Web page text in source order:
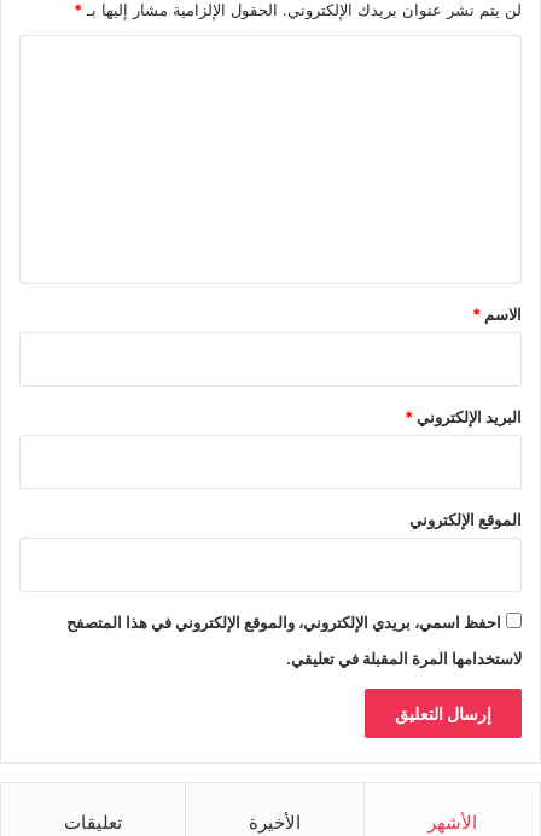
لن يتم نشر عنوان بريدك الإلكتروني. الحقول الإلزامية مشار إليها بـ *
*
الاسم *
البريد الإلكتروني*
الموقع الإلكتروني
احفظ اسمي، بريدي الإلكتروني، والموقع الإلكتروني في هذا المتصفح
لاستخدامها المرة المقبلة في تعليقي.
الأشهر الأخيرة تعليقات